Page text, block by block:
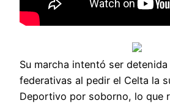
Su marcha intentó ser
federativas al pedir el Celta la
Deportivo por soborno, lo que